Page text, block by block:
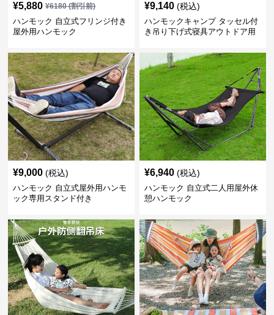
¥5,880 ¥6180(割引前)
ハンモック 自立式フリンジ付き
屋外用ハンモック
¥9,140 (税込)
ハンモックキャンプ タッセル付
き吊り下げ式寝具アウトドア用
¥9,000 (税込)
ハンモック 自立式屋外用ハンモ
ック専用スタンド付き
¥6,940 (税込)
ハンモック 自立式二人用屋外休
憩ハンモック